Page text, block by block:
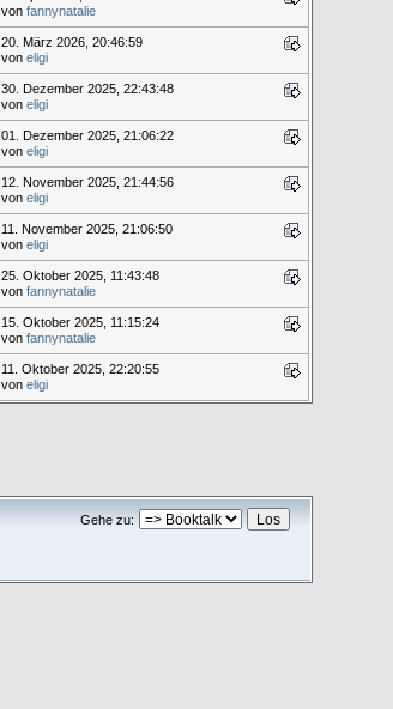
von fannynatalie
20. März 2026, 20:46:59
von eligi
30. Dezember 2025, 22:43:48
von eligi
01. Dezember 2025, 21:06:22
von eligi
12. November 2025, 21:44:56
von eligi
11. November 2025, 21:06:50
von eligi
25. Oktober 2025, 11:43:48
von fannynatalie
15. Oktober 2025, 11:15:24
von fannynatalie
11. Oktober 2025, 22:20:55
von eligi
Gehe zu: